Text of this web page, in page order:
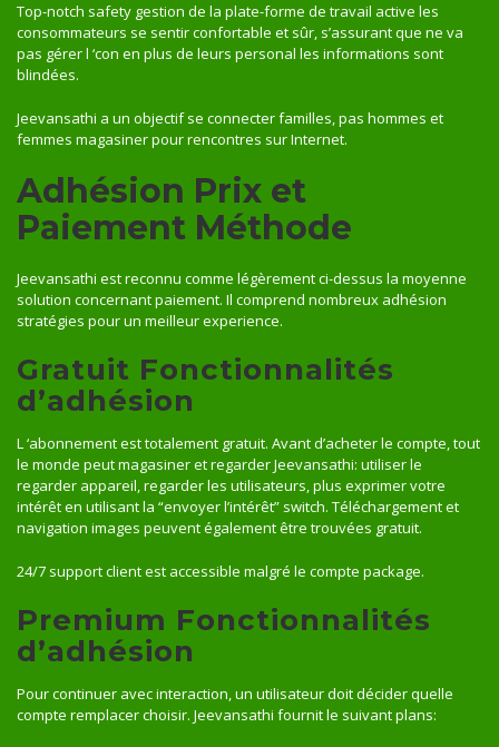
Top-notch safety gestion de la plate-forme de travail active les
consommateurs se sentir confortable et sûr, s’assurant que ne va
pas gérer l ‘con en plus de leurs personal les informations sont
blindées.
Jeevansathi a un objectif se connecter familles, pas hommes et
femmes magasiner pour rencontres sur Internet.
Adhésion Prix et
Paiement Méthode
Jeevansathi est reconnu comme légèrement ci-dessus la moyenne
solution concernant paiement. Il comprend nombreux adhésion
stratégies pour un meilleur experience.
Gratuit Fonctionnalités
d’adhésion
L ‘abonnement est totalement gratuit. Avant d’acheter le compte, tout
le monde peut magasiner et regarder Jeevansathi: utiliser le
regarder appareil, regarder les utilisateurs, plus exprimer votre
intérêt en utilisant la “envoyer l’intérêt” switch. Téléchargement et
navigation images peuvent également être trouvées gratuit.
24/7 support client est accessible malgré le compte package.
Premium Fonctionnalités
d’adhésion
Pour continuer avec interaction, un utilisateur doit décider quelle
compte remplacer choisir. Jeevansathi fournit le suivant plans: